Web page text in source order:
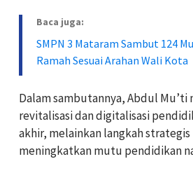
Baca juga:
SMPN 3 Mataram Sambut 124
Ramah Sesuai Arahan Wali Kota
Dalam sambutannya, Abdul Mu’ti
revitalisasi dan digitalisasi
akhir, melainkan langkah
meningkatkan mutu pendidikan